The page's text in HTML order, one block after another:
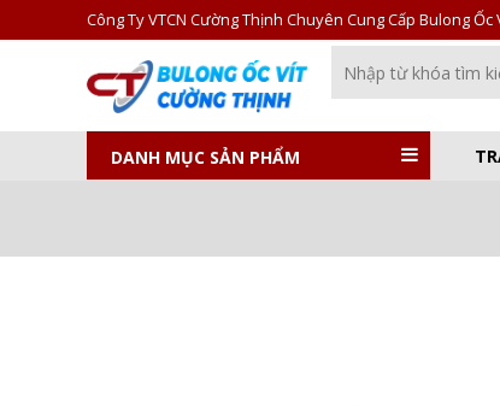
Công Ty VTCN Cường Thịnh Chuyên Cung Cấp Bulong
DANH MỤC SẢN PHẨM